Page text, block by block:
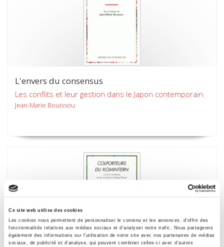
Ce site web utilise des cookies
Les cookies nous permettent de personnaliser le contenu et les annonces, d'offrir des
fonctionnalités relatives aux médias sociaux et d'analyser notre trafic. Nous partageons
également des informations sur l'utilisation de notre site avec nos partenaires de médias
sociaux, de publicité et d'analyse, qui peuvent combiner celles-ci avec d'autres
L'envers du consensus
Les conflits et leur gestion dans le Japon contemporain
Jean-Marie Bouissou